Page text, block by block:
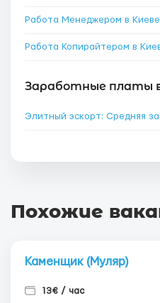
Работа Менеджером в Киеве
Работа Копирайтером в
Заработные платы
Элитный эскорт: Средняя
Похожие
Каменщик (Муляр)
13€ / час